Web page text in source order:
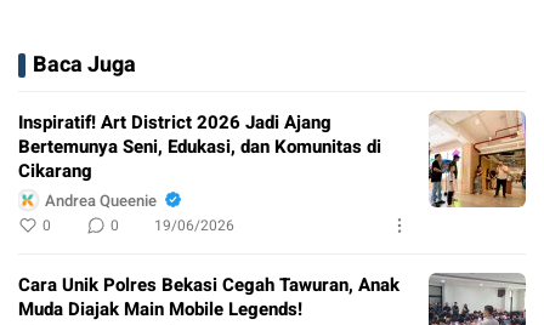
Baca Juga
Inspiratif! Art District 2026 Jadi Ajang
Bertemunya Seni, Edukasi, dan Komunitas di
Cikarang
Andrea Queenie
0 0 19/06/2026
Cara Unik Polres Bekasi Cegah Tawuran, Anak
Muda Diajak Main Mobile Legends!